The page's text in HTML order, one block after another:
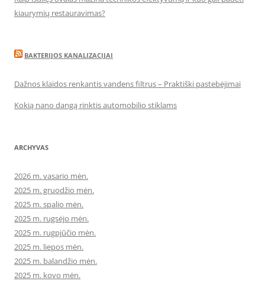
kiaurymių restauravimas?
BAKTERIJOS KANALIZACIJAI
Dažnos klaidos renkantis vandens filtrus – Praktiški pastebėjimai
Kokią nano dangą rinktis automobilio stiklams
ARCHYVAS
2026 m. vasario mėn.
2025 m. gruodžio mėn.
2025 m. spalio mėn.
2025 m. rugsėjo mėn.
2025 m. rugpjūčio mėn.
2025 m. liepos mėn.
2025 m. balandžio mėn.
2025 m. kovo mėn.